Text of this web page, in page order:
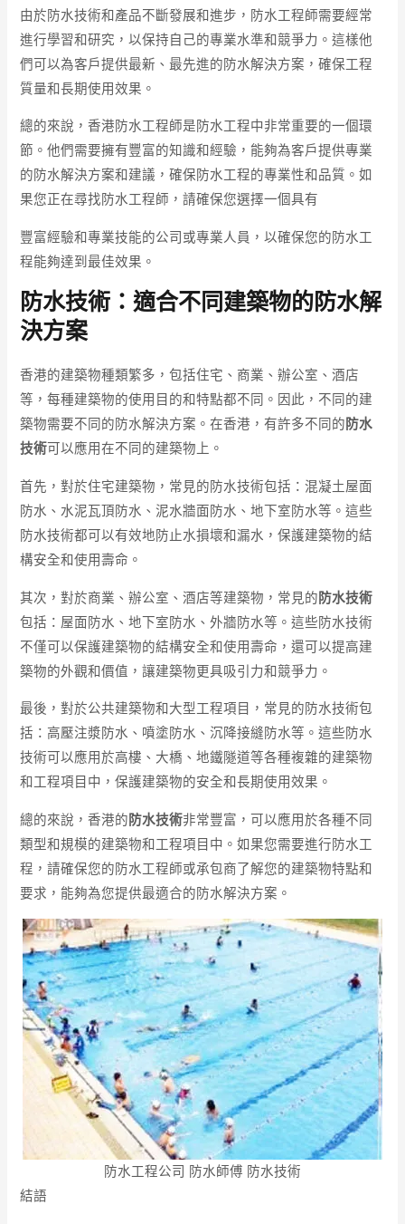
由於防水技術和產品不斷發展和進步，防水工程師需要經常
進行學習和研究，以保持自己的專業水準和競爭力。這樣他
們可以為客戶提供最新、最先進的防水解決方案，確保工程
質量和長期使用效果。
總的來說，香港防水工程師是防水工程中非常重要的一個環
節。他們需要擁有豐富的知識和經驗，能夠為客戶提供專業
的防水解決方案和建議，確保防水工程的專業性和品質。如
果您正在尋找防水工程師，請確保您選擇一個具有
豐富經驗和專業技能的公司或專業人員，以確保您的防水工
程能夠達到最佳效果。
防水技術：適合不同建築物的防水解
決方案
香港的建築物種類繁多，包括住宅、商業、辦公室、酒店
等，每種建築物的使用目的和特點都不同。因此，不同的建
築物需要不同的防水解決方案。在香港，有許多不同的防水
技術可以應用在不同的建築物上。
首先，對於住宅建築物，常見的防水技術包括：混凝土屋面
防水、水泥瓦頂防水、泥水牆面防水、地下室防水等。這些
防水技術都可以有效地防止水損壞和漏水，保護建築物的結
構安全和使用壽命。
其次，對於商業、辦公室、酒店等建築物，常見的防水技術
包括：屋面防水、地下室防水、外牆防水等。這些防水技術
不僅可以保護建築物的結構安全和使用壽命，還可以提高建
築物的外觀和價值，讓建築物更具吸引力和競爭力。
最後，對於公共建築物和大型工程項目，常見的防水技術包
括：高壓注漿防水、噴塗防水、沉降接縫防水等。這些防水
技術可以應用於高樓、大橋、地鐵隧道等各種複雜的建築物
和工程項目中，保護建築物的安全和長期使用效果。
總的來說，香港的防水技術非常豐富，可以應用於各種不同
類型和規模的建築物和工程項目中。如果您需要進行防水工
程，請確保您的防水工程師或承包商了解您的建築物特點和
要求，能夠為您提供最適合的防水解決方案。
防水工程公司 防水師傅 防水技術
結語